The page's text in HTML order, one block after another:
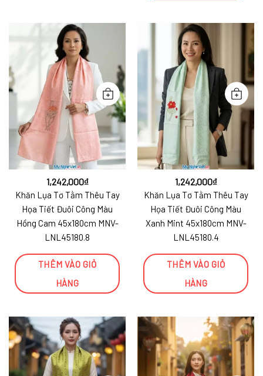
1,242,000₫
Khăn Lụa Tơ Tằm Thêu Tay
Họa Tiết Đuôi Công Màu
Hồng Cam 45x180cm MNV-
LNL45180.8
THÊM VÀO GIỎ
HÀNG
1,242,000₫
Khăn Lụa Tơ Tằm Thêu Tay
Họa Tiết Đuôi Công Màu
Xanh Mint 45x180cm MNV-
LNL45180.4
THÊM VÀO GIỎ
HÀNG